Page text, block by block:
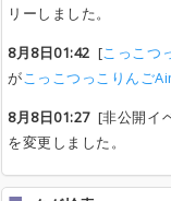
リーしました。
8月8日01:42 [こっこつ
がこっこつっこりんご
8月8日01:27[非公開イ
を変更しました。